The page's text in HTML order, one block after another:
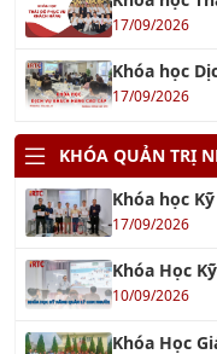
17/09/2026
Khóa học
17/09/2026
KHÓA QUẢN TRỊ
Khóa học
17/09/2026
Khóa Học
10/09/2026
Khóa Học